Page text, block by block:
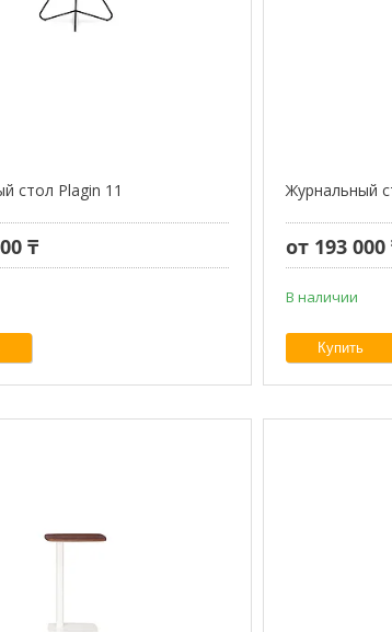
стол Plagin 11
₸
Журнальный
от 193 000
В наличии
Купить